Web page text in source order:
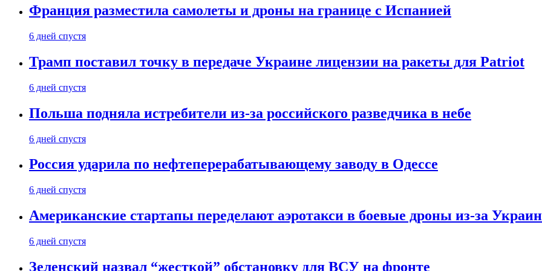
Франция разместила самолеты и дроны на границе с Испанией
6 дней спустя
Трамп поставил точку в передаче Украине лицензии на ракеты для Patriot
6 дней спустя
Польша подняла истребители из-за российского разведчика в небе
6 дней спустя
Россия ударила по нефтеперерабатывающему заводу в Одессе
6 дней спустя
Американские стартапы переделают аэротакси в боевые дроны из-за
6 дней спустя
Зеленский назвал “жесткой” обстановку для ВСУ на фронте